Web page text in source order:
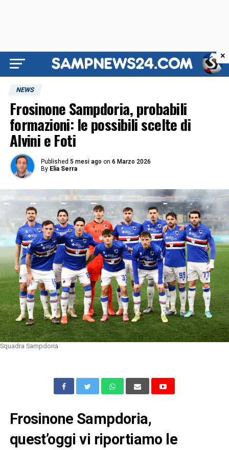
NEWS
Frosinone Sampdoria, probabili
formazioni: le possibili scelte di
Alvini e Foti
Published 5 mesi ago on 6 Marzo 2026
By Elia Serra
Squadra Sampdoria
Frosinone Sampdoria,
quest’oggi vi riportiamo le
×